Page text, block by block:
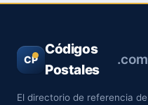
CP
Códigos
Postales
.com
El directorio de referencia de